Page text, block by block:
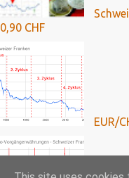
0,90 CHF
EUR/